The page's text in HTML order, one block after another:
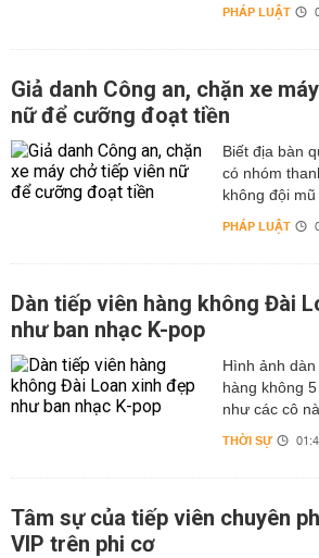
PHÁP LUẬT
Giả danh Công an, chặn xe
nữ để cưỡng đoạt tiền
Biết địa bàn
có nhóm
không đội mũ
PHÁP LUẬT
Dàn tiếp viên hàng không Đài
như ban nhạc K-pop
Hình ảnh
hàng không
như các cô
THỜI SỰ
Tâm sự của tiếp viên chuyên
VIP trên phi cơ